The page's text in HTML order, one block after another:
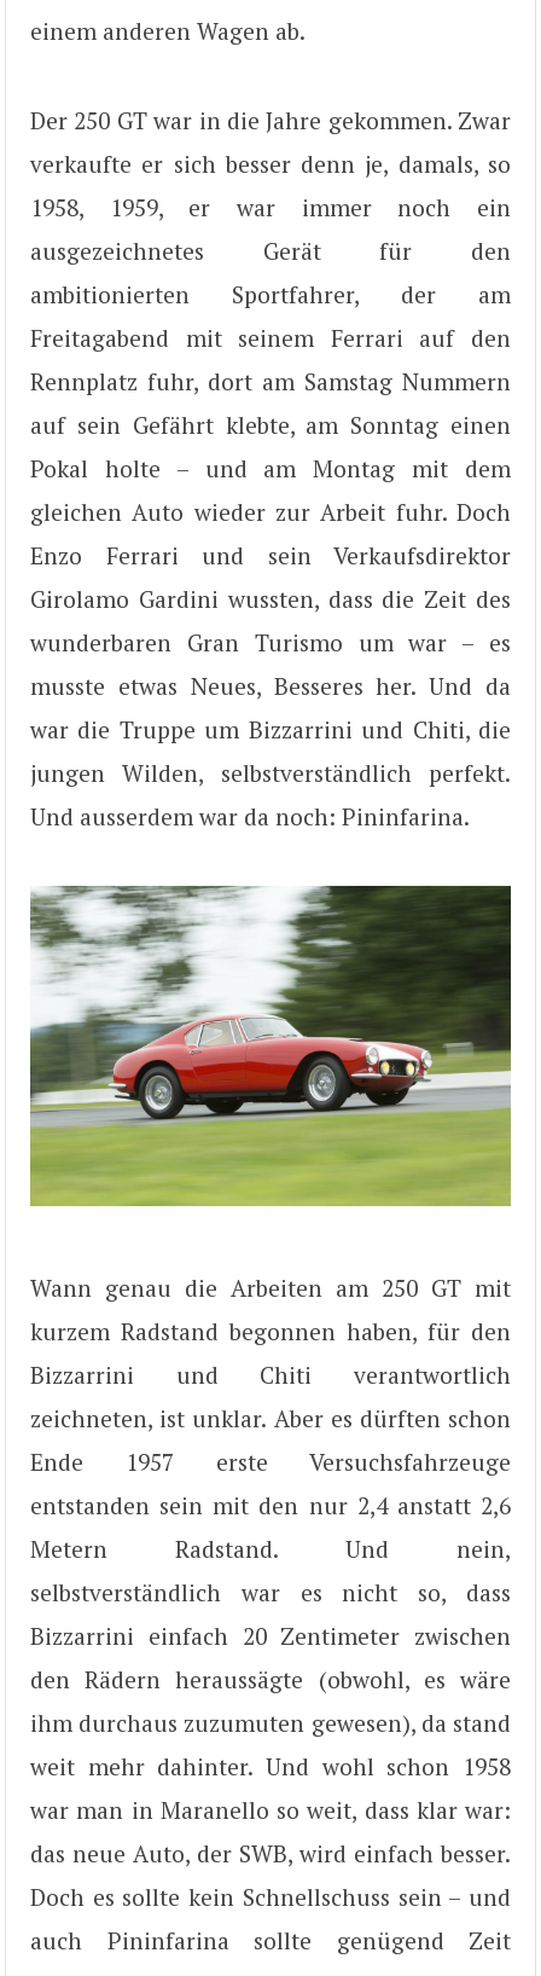
einem anderen Wagen ab.
Der 250 GT war in die Jahre gekommen. Zwar
verkaufte er sich besser denn je, damals, so
1958, 1959, er war immer noch ein
ausgezeichnetes Gerät für den
ambitionierten Sportfahrer, der am
Freitagabend mit seinem Ferrari auf den
Rennplatz fuhr, dort am Samstag Nummern
auf sein Gefährt klebte, am Sonntag einen
Pokal holte – und am Montag mit dem
gleichen Auto wieder zur Arbeit fuhr. Doch
Enzo Ferrari und sein Verkaufsdirektor
Girolamo Gardini wussten, dass die Zeit des
wunderbaren Gran Turismo um war – es
musste etwas Neues, Besseres her. Und da
war die Truppe um Bizzarrini und Chiti, die
jungen Wilden, selbstverständlich perfekt.
Und ausserdem war da noch: Pininfarina.
Wann genau die Arbeiten am 250 GT mit
kurzem Radstand begonnen haben, für den
Bizzarrini und Chiti verantwortlich
zeichneten, ist unklar. Aber es dürften schon
Ende 1957 erste Versuchsfahrzeuge
entstanden sein mit den nur 2,4 anstatt 2,6
Metern Radstand. Und nein,
selbstverständlich war es nicht so, dass
Bizzarrini einfach 20 Zentimeter zwischen
den Rädern heraussägte (obwohl, es wäre
ihm durchaus zuzumuten gewesen), da stand
weit mehr dahinter. Und wohl schon 1958
war man in Maranello so weit, dass klar war:
das neue Auto, der SWB, wird einfach besser.
Doch es sollte kein Schnellschuss sein – und
auch Pininfarina sollte genügend Zeit